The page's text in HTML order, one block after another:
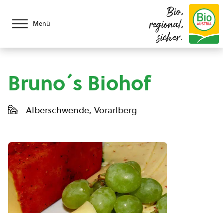
Menü
Bio,
regional,
sicher.
Bruno´s Biohof
Alberschwende, Vorarlberg